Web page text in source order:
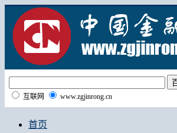
互联网 www.zgjinrong.cn
首页